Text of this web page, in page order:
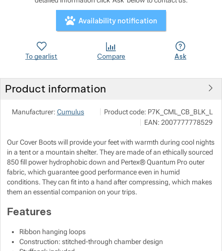
Availability notification
To gearlist Compare Ask
Product information
Manufacturer: Cumulus Show more
Pod 7 kilo
Milady Horákové 546/50, 17000 Praha
info@pod7kilo.cz
Product code: P7K_CML_CB_BLK_L
EAN: 2007777778529
Our Cover Boots will provide your feet with warmth during cool nights
in a tent or a mountain shelter. They are made of an ethically sourced
850 fill power hydrophobic down and Pertex® Quantum Pro outer
fabric, which guarantee good performance even in humid
conditions. They can fit into a hand after compressing, which makes
them an essential companion on your trips.
Features
Ribbon hanging loops
Construction: stitched-through chamber design
Show more
Show more
Show more
Show more
Show more
Show more
Show more